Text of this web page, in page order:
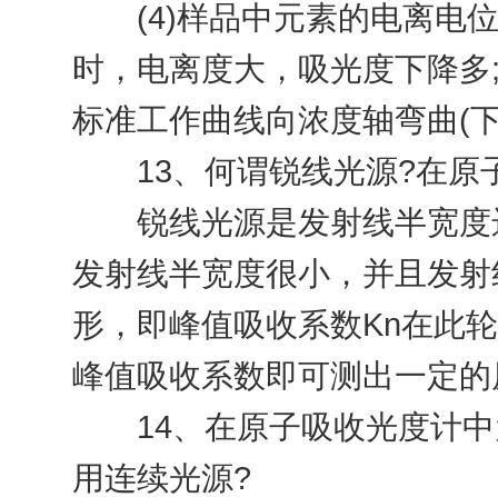
(4)样品中元素的电离电位
时，电离度大，吸光度下降
标准工作曲线向浓度轴弯曲(
13、何谓锐线光源?在原
锐线光源是发射线半宽度
发射线半宽度很小，并且发
形，即峰值吸收系数Kn在此
峰值吸收系数即可测出一定
14、在原子吸收光度计中
用连续光源?